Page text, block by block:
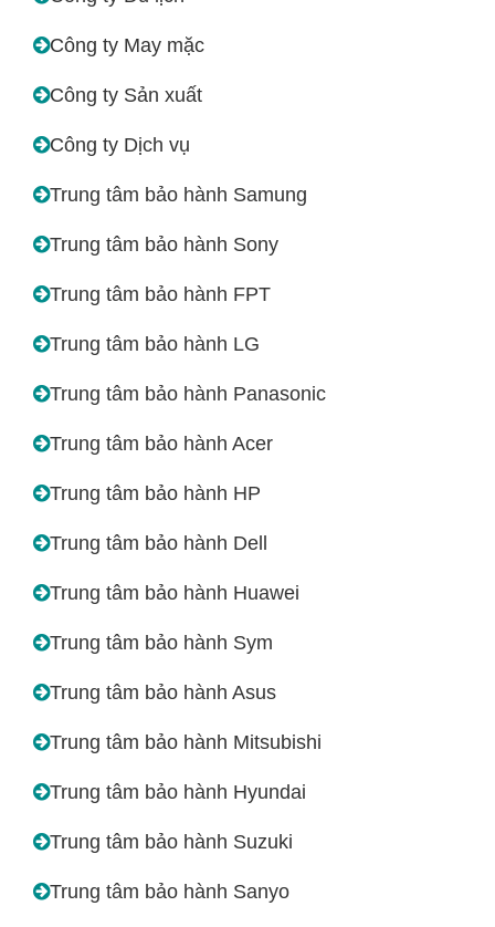
Công ty May mặc
Công ty Sản xuất
Công ty Dịch vụ
Trung tâm bảo hành Samung
Trung tâm bảo hành Sony
Trung tâm bảo hành FPT
Trung tâm bảo hành LG
Trung tâm bảo hành Panasonic
Trung tâm bảo hành Acer
Trung tâm bảo hành HP
Trung tâm bảo hành Dell
Trung tâm bảo hành Huawei
Trung tâm bảo hành Sym
Trung tâm bảo hành Asus
Trung tâm bảo hành Mitsubishi
Trung tâm bảo hành Hyundai
Trung tâm bảo hành Suzuki
Trung tâm bảo hành Sanyo